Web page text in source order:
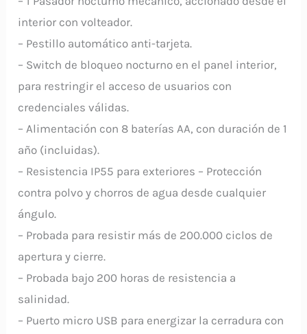
interior con volteador.
– Pestillo automático anti-tarjeta.
– Switch de bloqueo nocturno en el panel interior,
para restringir el acceso de usuarios con
credenciales válidas.
– Alimentación con 8 baterías AA, con duración de 1
año (incluidas).
– Resistencia IP55 para exteriores – Protección
contra polvo y chorros de agua desde cualquier
ángulo.
– Probada para resistir más de 200.000 ciclos de
apertura y cierre.
– Probada bajo 200 horas de resistencia a
salinidad.
– Puerto micro USB para energizar la cerradura con